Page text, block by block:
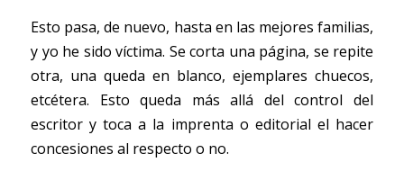
Esto pasa, de nuevo, hasta en las mejores familias,
y yo he sido víctima. Se corta una página, se repite
otra, una queda en blanco, ejemplares chuecos,
etcétera. Esto queda más allá del control del
escritor y toca a la imprenta o editorial el hacer
concesiones al respecto o no.